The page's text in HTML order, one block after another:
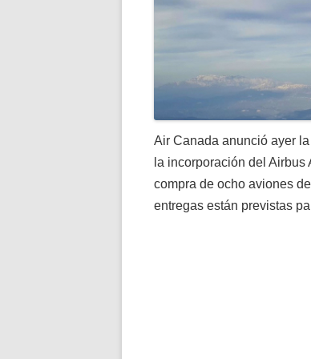
Air Canada anunció ayer
la incorporación del
compra de ocho aviones
entregas están previstas